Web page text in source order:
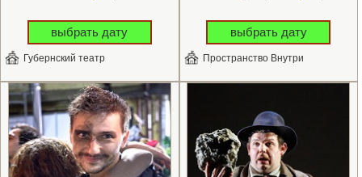
выбрать дату
Губернский театр
выбрать дату
Пространство Внутри